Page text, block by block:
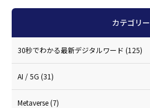
カテゴリー
30秒でわかる最新デジタルワード (125)
AI / 5G (31)
Metaverse(7)